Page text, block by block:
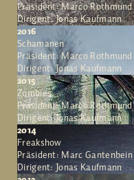
Präsident: Marco Rothmund
Dirigent: Jonas Kaufmann
2016
Schamanen
Präsident: Marco Rothmund
Dirigent: Jonas Kaufmann
2015
Zombies
Präsident: Marco Rothmund
Dirigent: Jonas Kaufmann
2014
Freakshow
Präsident: Marc Gantenbein
Dirigent: Jonas Kaufmann